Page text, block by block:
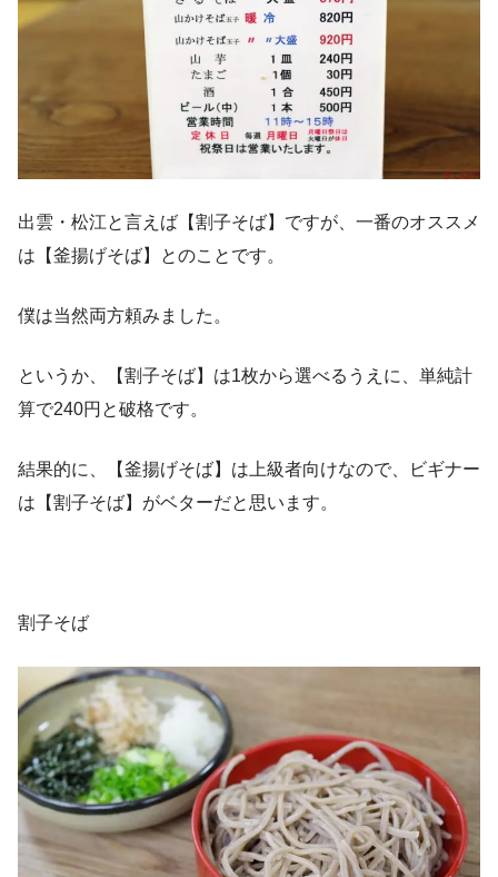
出雲・松江と言えば【割子そば】ですが、一番のオススメ
は【釜揚げそば】とのことです。
僕は当然両方頼みました。
というか、【割子そば】は1枚から選べるうえに、単純計
算で240円と破格です。
結果的に、【釜揚げそば】は上級者向けなので、ビギナー
は【割子そば】がベターだと思います。
割子そば